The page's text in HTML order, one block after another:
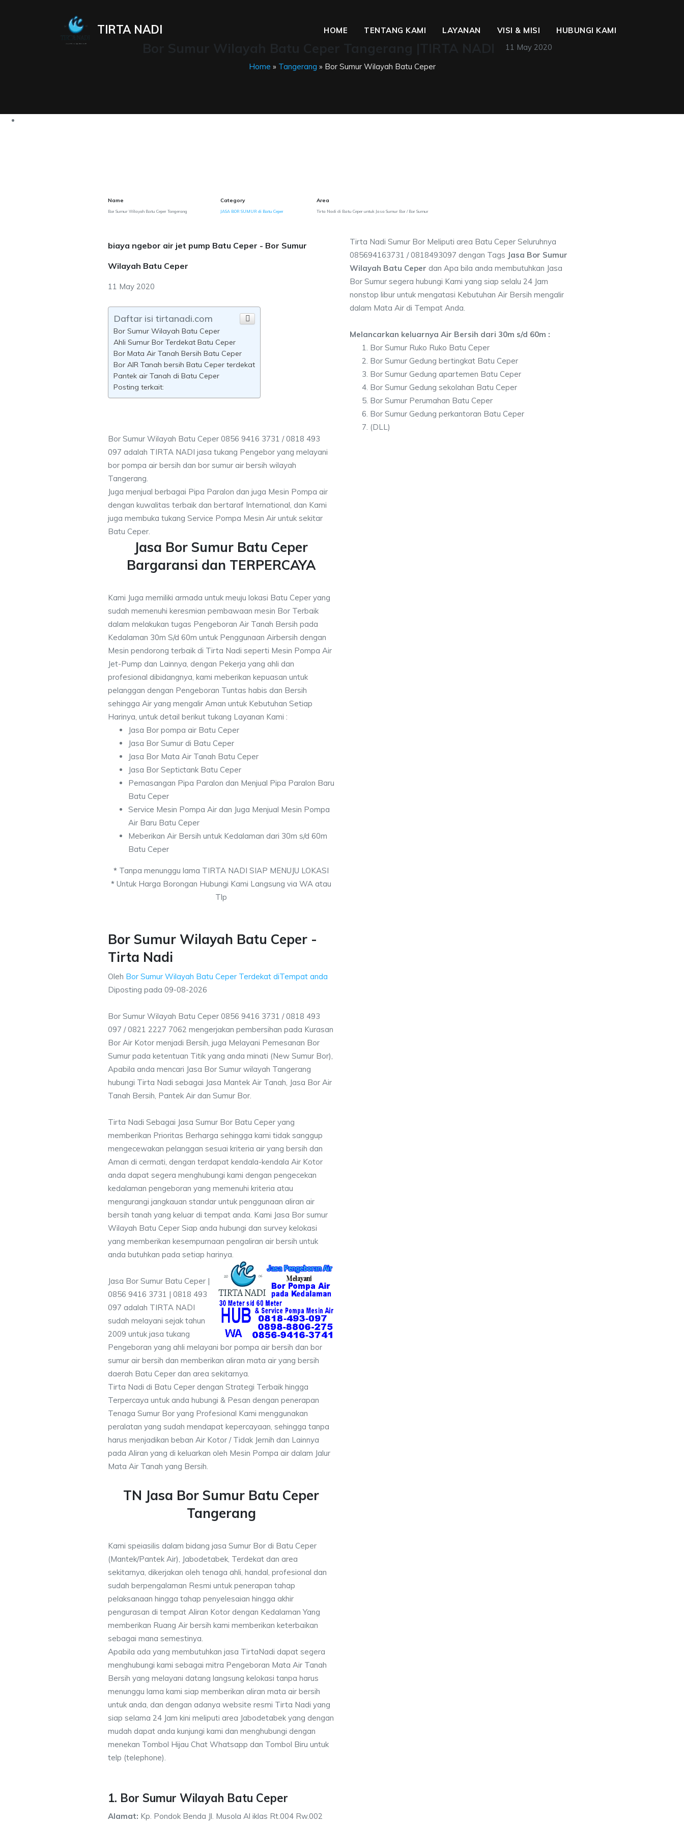
TIRTA NADI HOME TENTANG KAMI LAYANAN VISI & MISI
HUBUNGI KAMI
11 May 2020
Home » Tangerang » Bor Sumur Wilayah Batu Ceper
Name
Bor Sumur Wilayah Batu Ceper Tangerang
Category
JASA BOR SUMUR di Batu Ceper
Area
Tirta Nadi di Batu Ceper untuk Jasa Sumur Bor / Bor Sumur
biaya ngebor air jet pump Batu Ceper - Bor Sumur
Wilayah Batu Ceper
11 May 2020
Daftar isi tirtanadi.com
Bor Sumur Wilayah Batu Ceper
Ahli Sumur Bor Terdekat Batu Ceper
Bor Mata Air Tanah Bersih Batu Ceper
Bor AIR Tanah bersih Batu Ceper terdekat
Pantek air Tanah di Batu Ceper
Posting terkait:
Bor Sumur Wilayah Batu Ceper 0856 9416 3731 / 0818 493
097 adalah TIRTA NADI jasa tukang Pengebor yang melayani
bor pompa air bersih dan bor sumur air bersih wilayah
Tangerang.
Juga menjual berbagai Pipa Paralon dan juga Mesin Pompa air
dengan kuwalitas terbaik dan bertaraf International, dan Kami
juga membuka tukang Service Pompa Mesin Air untuk sekitar
Batu Ceper.
Jasa Bor Sumur Batu Ceper
Bargaransi dan TERPERCAYA
Tirta Nadi Sumur Bor Meliputi area Batu Ceper Seluruhnya
085694163731 / 0818493097 dengan Tags Jasa Bor Sumur
Wilayah Batu Ceper dan Apa bila anda membutuhkan Jasa
Bor Sumur segera hubungi Kami yang siap selalu 24 Jam
nonstop libur untuk mengatasi Kebutuhan Air Bersih mengalir
dalam Mata Air di Tempat Anda.
Melancarkan keluarnya Air Bersih dari 30m s/d 60m :
Bor Sumur Ruko Ruko Batu Ceper
Bor Sumur Gedung bertingkat Batu Ceper
Bor Sumur Gedung apartemen Batu Ceper
Bor Sumur Gedung sekolahan Batu Ceper
Bor Sumur Perumahan Batu Ceper
Bor Sumur Gedung perkantoran Batu Ceper
(DLL)
Kami Juga memiliki armada untuk meuju lokasi Batu Ceper yang
sudah memenuhi keresmian pembawaan mesin Bor Terbaik
dalam melakukan tugas Pengeboran Air Tanah Bersih pada
Kedalaman 30m S/d 60m untuk Penggunaan Airbersih dengan
Mesin pendorong terbaik di Tirta Nadi seperti Mesin Pompa Air
Jet-Pump dan Lainnya, dengan Pekerja yang ahli dan
profesional dibidangnya, kami meberikan kepuasan untuk
pelanggan dengan Pengeboran Tuntas habis dan Bersih
sehingga Air yang mengalir Aman untuk Kebutuhan Setiap
Harinya, untuk detail berikut tukang Layanan Kami :
Jasa Bor pompa air Batu Ceper
Jasa Bor Sumur di Batu Ceper
Jasa Bor Mata Air Tanah Batu Ceper
Jasa Bor Septictank Batu Ceper
Pemasangan Pipa Paralon dan Menjual Pipa Paralon Baru
Batu Ceper
Service Mesin Pompa Air dan Juga Menjual Mesin Pompa
Air Baru Batu Ceper
Meberikan Air Bersih untuk Kedalaman dari 30m s/d 60m
Batu Ceper
* Tanpa menunggu lama TIRTA NADI SIAP MENUJU LOKASI
* Untuk Harga Borongan Hubungi Kami Langsung via WA atau
Tlp
Bor Sumur Wilayah Batu Ceper -
Tirta Nadi
Oleh Bor Sumur Wilayah Batu Ceper Terdekat diTempat anda
Diposting pada 09-08-2026
Bor Sumur Wilayah Batu Ceper 0856 9416 3731 / 0818 493
097 / 0821 2227 7062 mengerjakan pembersihan pada Kurasan
Bor Air Kotor menjadi Bersih, juga Melayani Pemesanan Bor
Sumur pada ketentuan Titik yang anda minati (New Sumur Bor),
Apabila anda mencari Jasa Bor Sumur wilayah Tangerang
hubungi Tirta Nadi sebagai Jasa Mantek Air Tanah, Jasa Bor Air
Tanah Bersih, Pantek Air dan Sumur Bor.
Tirta Nadi Sebagai Jasa Sumur Bor Batu Ceper yang
memberikan Prioritas Berharga sehingga kami tidak sanggup
mengecewakan pelanggan sesuai kriteria air yang bersih dan
Aman di cermati, dengan terdapat kendala-kendala Air Kotor
anda dapat segera menghubungi kami dengan pengecekan
kedalaman pengeboran yang memenuhi kriteria atau
mengurangi jangkauan standar untuk penggunaan aliran air
bersih tanah yang keluar di tempat anda. Kami Jasa Bor sumur
Wilayah Batu Ceper Siap anda hubungi dan survey kelokasi
yang memberikan kesempurnaan pengaliran air bersih untuk
anda butuhkan pada setiap harinya.
Jasa Bor Sumur Batu Ceper |
0856 9416 3731 | 0818 493
097 adalah TIRTA NADI
sudah melayani sejak tahun
2009 untuk jasa tukang
Pengeboran yang ahli melayani bor pompa air bersih dan bor
sumur air bersih dan memberikan aliran mata air yang bersih
daerah Batu Ceper dan area sekitarnya.
Tirta Nadi di Batu Ceper dengan Strategi Terbaik hingga
Terpercaya untuk anda hubungi & Pesan dengan penerapan
Tenaga Sumur Bor yang Profesional Kami menggunakan
peralatan yang sudah mendapat kepercayaan, sehingga tanpa
harus menjadikan beban Air Kotor / Tidak Jernih dan Lainnya
pada Aliran yang di keluarkan oleh Mesin Pompa air dalam Jalur
Mata Air Tanah yang Bersih.
TN Jasa Bor Sumur Batu Ceper
Tangerang
Kami speiasilis dalam bidang jasa Sumur Bor di Batu Ceper
(Mantek/Pantek Air), Jabodetabek, Terdekat dan area
sekitarnya, dikerjakan oleh tenaga ahli, handal, profesional dan
sudah berpengalaman Resmi untuk penerapan tahap
pelaksanaan hingga tahap penyelesaian hingga akhir
pengurasan di tempat Aliran Kotor dengan Kedalaman Yang
memberikan Ruang Air bersih kami memberikan keterbaikan
sebagai mana semestinya.
Apabila ada yang membutuhkan jasa TirtaNadi dapat segera
menghubungi kami sebagai mitra Pengeboran Mata Air Tanah
Bersih yang melayani datang langsung kelokasi tanpa harus
menunggu lama kami siap memberikan aliran mata air bersih
untuk anda, dan dengan adanya website resmi Tirta Nadi yang
siap selama 24 Jam kini meliputi area Jabodetabek yang dengan
mudah dapat anda kunjungi kami dan menghubungi dengan
menekan Tombol Hijau Chat Whatsapp dan Tombol Biru untuk
telp (telephone).
1. Bor Sumur Wilayah Batu Ceper
Alamat: Kp. Pondok Benda Jl. Musola Al iklas Rt.004 Rw.002